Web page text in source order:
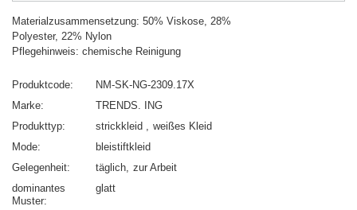
Materialzusammensetzung: 50% Viskose, 28%
Polyester, 22% Nylon
Pflegehinweis: chemische Reinigung
Produktcode
NM-SK-NG-2309.17X
Marke
TRENDS. ING
Produkttyp
strickkleid
weißes Kleid
Mode
bleistiftkleid
Gelegenheit
täglich zur Arbeit
dominantes
Muster
glatt